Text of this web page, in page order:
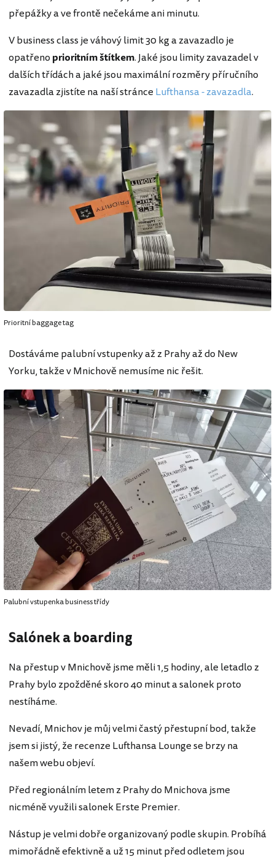
přepážky a ve frontě nečekáme ani minutu.
V business class je váhový limit 30 kg a zavazadlo je
opatřeno prioritním štítkem. Jaké jsou limity zavazadel v
dalších třídách a jaké jsou maximální rozměry příručního
zavazadla zjistíte na naší stránce Lufthansa - zavazadla.
Prioritní baggage tag
Dostáváme palubní vstupenky až z Prahy až do New
Yorku, takže v Mnichově nemusíme nic řešit.
Palubní vstupenka business třídy
Salónek a boarding
Na přestup v Mnichově jsme měli 1,5 hodiny, ale letadlo z
Prahy bylo zpožděné skoro 40 minut a salonek proto
nestíháme.
Nevadí, Mnichov je můj velmi častý přestupní bod, takže
jsem si jistý, že recenze Lufthansa Lounge se brzy na
našem webu objeví.
Před regionálním letem z Prahy do Mnichova jsme
nicméně využili salonek Erste Premier.
Nástup je velmi dobře organizovaný podle skupin. Probíhá
mimořádně efektivně a už 15 minut před odletem jsou